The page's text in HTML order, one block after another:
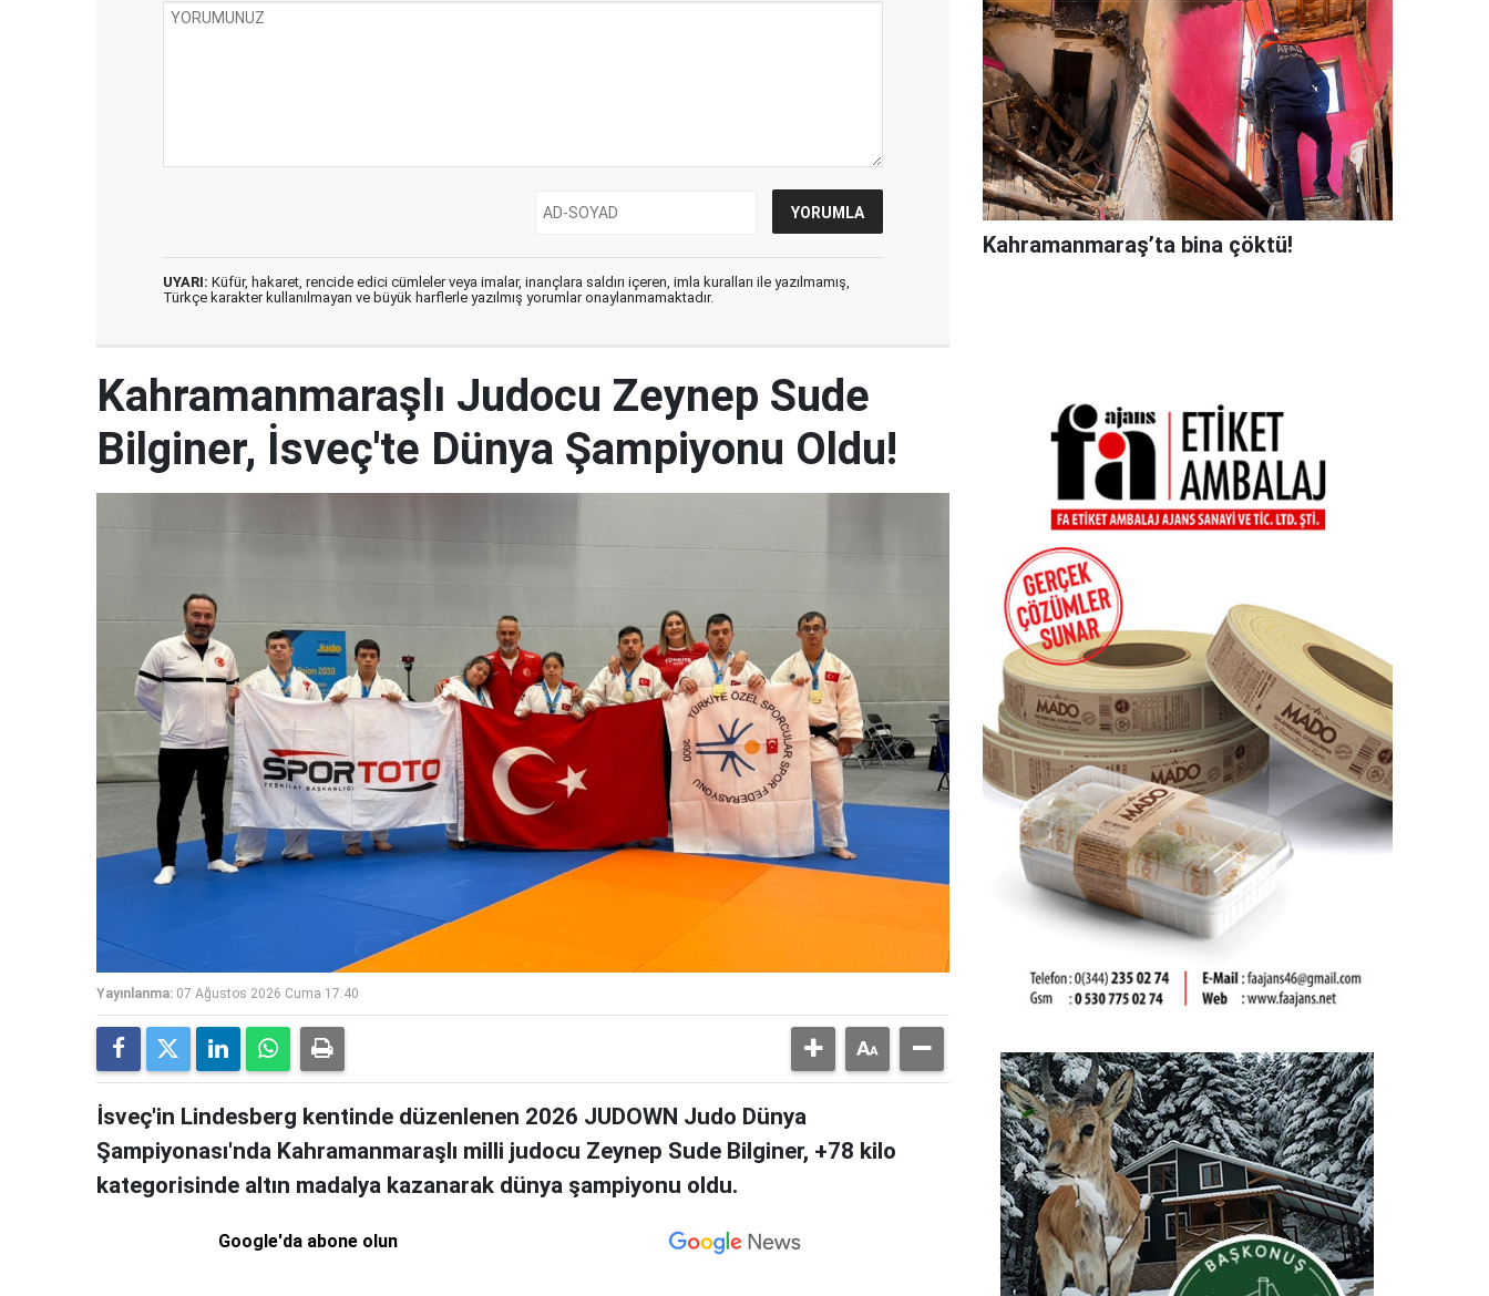
UYARI: Küfür, hakaret, rencide edici cümleler veya imalar, inançlara saldırı içeren, imla kuralları ile yazılmamış,
Türkçe karakter kullanılmayan ve büyük harflerle yazılmış yorumlar onaylanmamaktadır.
Kahramanmaraş’ta bina çöktü!
Kahramanmaraşlı Judocu Zeynep Sude
Bilginer, İsveç'te Dünya Şampiyonu Oldu!
Yayınlanma: 07 Ağustos 2026 Cuma 17:40
İsveç'in Lindesberg kentinde düzenlenen 2026 JUDOWN Judo Dünya
Şampiyonası'nda Kahramanmaraşlı milli judocu Zeynep Sude Bilginer, +78 kilo
kategorisinde altın madalya kazanarak dünya şampiyonu oldu.
Google'da abone olun